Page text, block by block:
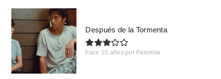
Después de la Tormenta
hace 10 años por Palomiix